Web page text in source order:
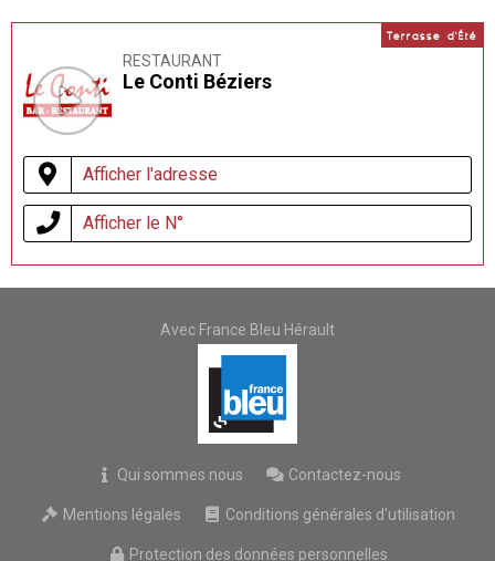
Terrasse d'Été
RESTAURANT
Le Conti Béziers
Afficher l'adresse
Afficher le N°
Avec France Bleu Hérault
Qui sommes nous Contactez-nous
Mentions légales Conditions générales d'utilisation
Protection des données personnelles